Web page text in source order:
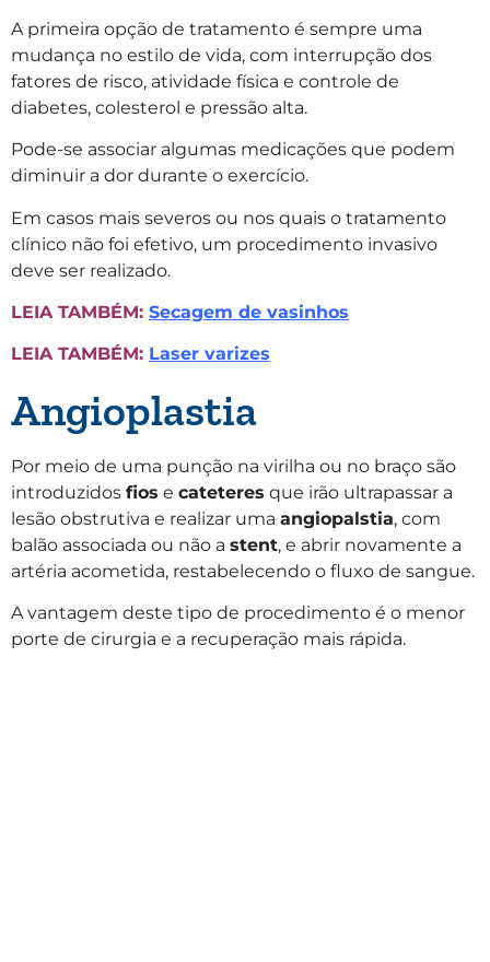
A primeira opção de tratamento é sempre uma
mudança no estilo de vida, com interrupção dos
fatores de risco, atividade física e controle de
diabetes, colesterol e pressão alta.
Pode-se associar algumas medicações que podem
diminuir a dor durante o exercício.
Em casos mais severos ou nos quais o tratamento
clínico não foi efetivo, um procedimento invasivo
deve ser realizado.
LEIA TAMBÉM: Secagem de vasinhos
LEIA TAMBÉM: Laser varizes
Angioplastia
Por meio de uma punção na virilha ou no braço são
introduzidos fios e cateteres que irão ultrapassar a
lesão obstrutiva e realizar uma angiopalstia, com
balão associada ou não a stent, e abrir novamente a
artéria acometida, restabelecendo o fluxo de sangue.
A vantagem deste tipo de procedimento é o menor
porte de cirurgia e a recuperação mais rápida.